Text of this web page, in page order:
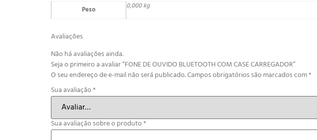
Peso 0,000 kg
Avaliações
Não há avaliações ainda.
Seja o primeiro a avaliar “FONE DE OUVIDO BLUETOOTH COM CASE CARREGADOR”
O seu endereço de e-mail não será publicado.Campos obrigatórios são marcados com*
Sua avaliação*
Sua avaliação sobre o produto*